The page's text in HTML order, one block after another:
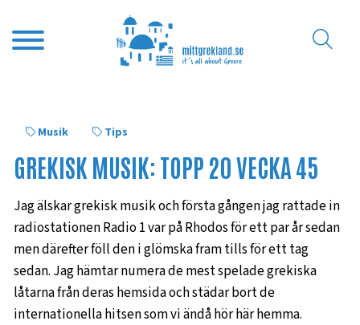
Musik Tips
GREKISK MUSIK: TOPP 20 VECKA 45
Jag älskar grekisk musik och första gången jag rattade in
radiostationen Radio 1 var på Rhodos för ett par år sedan
men därefter föll den i glömska fram tills för ett tag
sedan. Jag hämtar numera de mest spelade grekiska
låtarna från deras hemsida och städar bort de
internationella hitsen som vi ändå hör här hemma.